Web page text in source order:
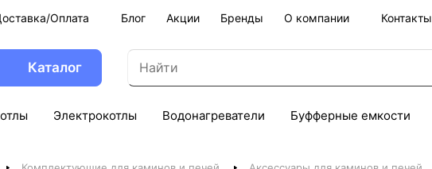
Оплата Блог Акции Бренды О компании Контакты
Каталог
Электрокотлы Водонагреватели Буфферные емкости